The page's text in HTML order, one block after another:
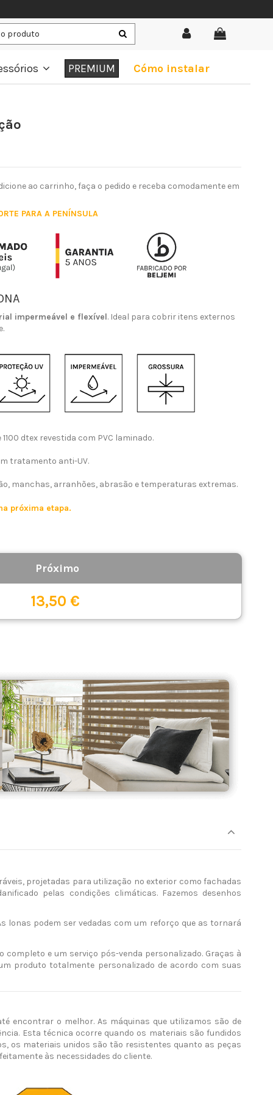
PREMIUM Cómo instalar
ao carrinho, faça o pedido e receba comodamente em
PARA A PENÍNSULA
impermeável e flexível. Ideal para cobrir itens externos
dtex revestida com PVC laminado.
tratamento anti-UV.
manchas, arranhões, abrasão e temperaturas extremas.
próxima etapa.
13,50 €
projetadas para utilização no exterior como fachadas
pelas condições climáticas. Fazemos desenhos
lonas podem ser vedadas com um reforço que as tornará
e um serviço pós-venda personalizado. Graças à
produto totalmente personalizado de acordo com suas
encontrar o melhor. As máquinas que utilizamos são de
Esta técnica ocorre quando os materiais são fundidos
os materiais unidos são tão resistentes quanto as peças
às necessidades do cliente.